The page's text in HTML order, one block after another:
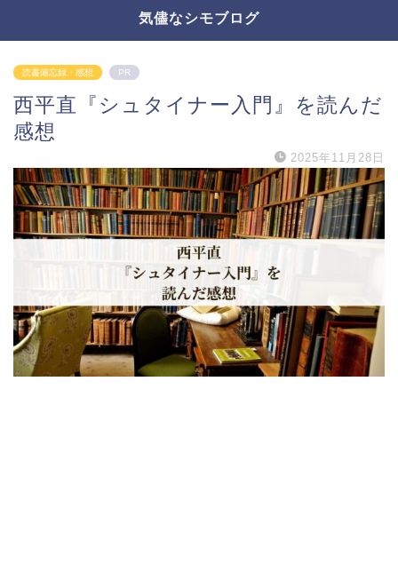
気儘なシモブログ
読書備忘録・感想 PR
西平直『シュタイナー入門』を読んだ
感想
2025年11月28日